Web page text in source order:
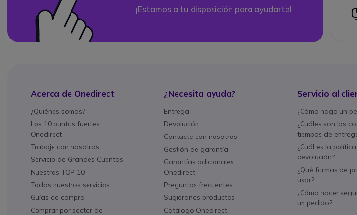
¡Estamos a tu disposición para ayudarte!
Acerca de Onedirect
¿Quiénes somos?
Los 10 puntos fuertes
Onedirect
Trabaje con nosotros
Servicio de Grandes Cuentas
Nuestros TOP 10
Todos nuestros servicios
Guías de compra
Comprar por sector de
¿Necesita ayuda?
Entrega
Devolución
Contacte con nosotros
Gestión de garantía
Garantías adicionales
Onedirect
Preguntas frecuentes
Sugiéranos productos
Catálogo Onedirect
Servicio al
¿Cómo hago un
¿Cuáles son los
tiempos de
¿Cuál es la
devolución?
¿Qué formas de
usar?
¿Cómo hacer
un pedido?